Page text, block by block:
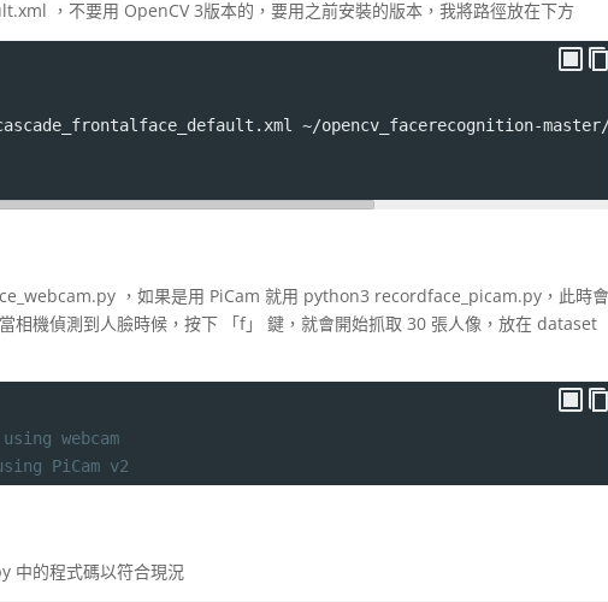
，不要用 OpenCV 3版本的，要用之前安裝的版本，我將路徑放在下方
~/opencv_facerecognition-
，如果是用 PiCam 就用 python3 recordface_picam.py，此時會
相機偵測到人臉時候，按下 「f」 鍵，就會開始抓取 30 張人像，放在 dataset
webcam
PiCam v2
中的程式碼以符合現況